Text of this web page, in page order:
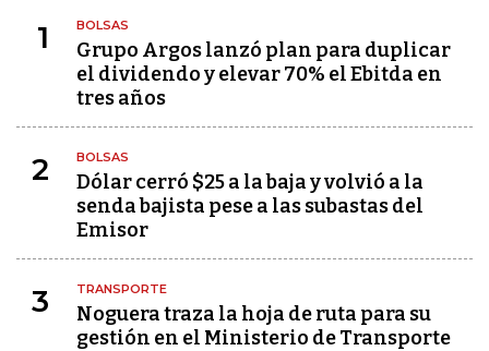
1 BOLSAS
Grupo Argos lanzó plan para duplicar
el dividendo y elevar 70% el Ebitda en
tres años
2 BOLSAS
Dólar cerró $25 a la baja y volvió a la
senda bajista pese a las subastas del
Emisor
3 TRANSPORTE
Noguera traza la hoja de ruta para su
gestión en el Ministerio de Transporte